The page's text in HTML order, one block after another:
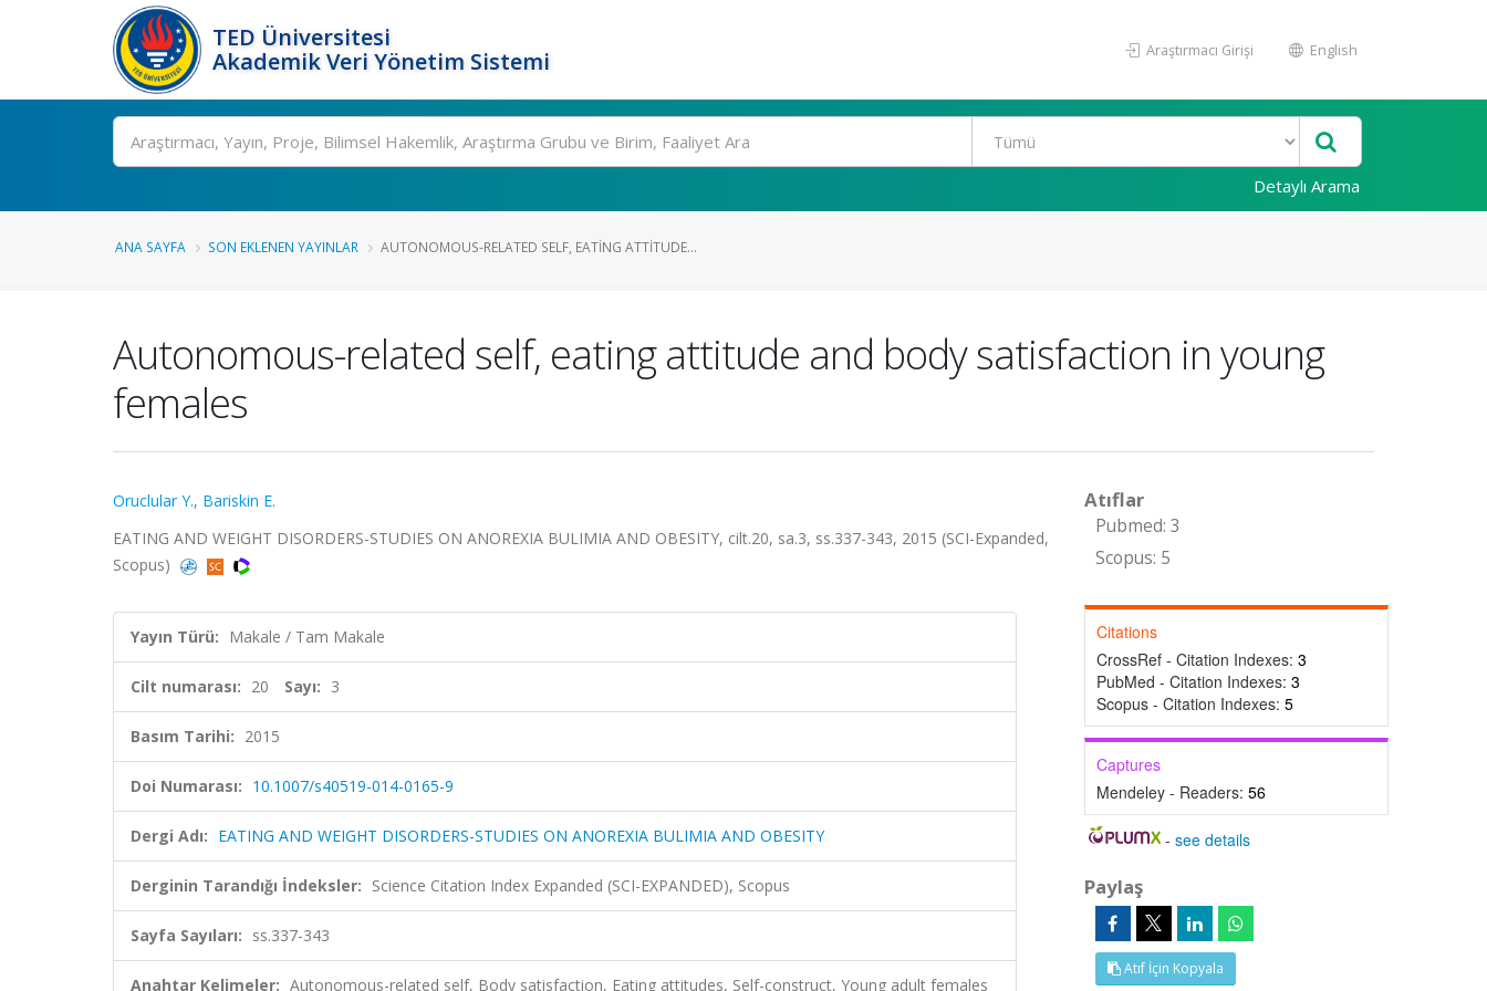
TED Üniversitesi
Akademik Veri Yönetim Sistemi
Araştırmacı Girişi English
Ara
Detaylı Arama
ANA SAYFA SON EKLENEN YAYINLAR AUTONOMOUS-RELATED SELF, EATING ATTITUDE...
Autonomous-related self, eating attitude and body satisfaction in young
females
Oruclular Y., Bariskin E.
EATING AND WEIGHT DISORDERS-STUDIES ON ANOREXIA BULIMIA AND OBESITY, cilt.20, sa.3, ss.337-343, 2015 (SCI-Expanded,
Scopus)
Yayın Türü: Makale / Tam Makale
Cilt numarası: 20 Sayı: 3
Basım Tarihi: 2015
Doi Numarası: 10.1007/s40519-014-0165-9
Dergi Adı: EATING AND WEIGHT DISORDERS-STUDIES ON ANOREXIA BULIMIA AND OBESITY
Derginin Tarandığı İndeksler: Science Citation Index Expanded (SCI-EXPANDED), Scopus
Sayfa Sayıları: ss.337-343
Anahtar Kelimeler: Autonomous-related self, Body satisfaction, Eating attitudes, Self-construct, Young adult females
Atıflar
Pubmed: 3
Scopus: 5
Citations
CrossRef - Citation Indexes: 3
PubMed - Citation Indexes: 3
Scopus - Citation Indexes: 5
Captures
Mendeley - Readers: 56
-see details
Paylaş
Atıf İçin Kopyala